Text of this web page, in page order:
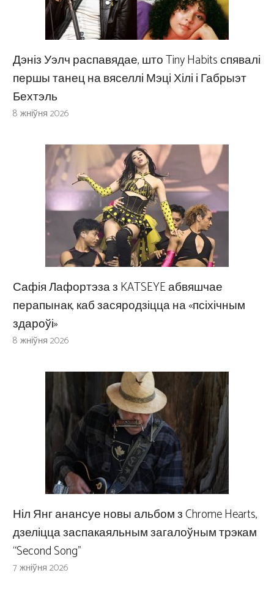
Дэніз Уэлч распавядае, што Tiny Habits спявалі
першы танец на вяселлі Мэці Хілі і Габрыэт
Бехтэль
8 жніўня 2026
Сафія Лафортэза з KATSEYE абвяшчае
перапынак, каб засяродзіцца на «псіхічным
здароўі»
8 жніўня 2026
Ніл Янг анансуе новы альбом з Chrome Hearts,
дзеліцца заспакаяльным загалоўным трэкам
“Second Song”
7 жніўня 2026